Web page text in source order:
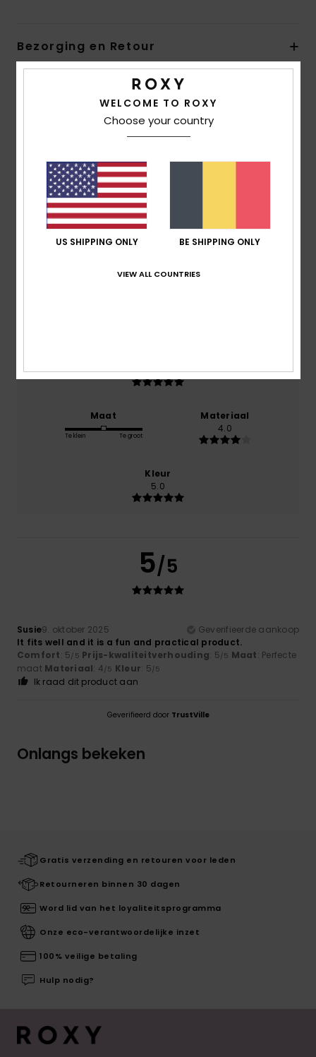
Bezorging en Retour
Reviews van klanten
5.0
gebaseerd op1 geverifieerde beoordelingensinds
5.0
Maat
Te klein Te groot
Materiaal
4.0
Kleur
5.0
5/5
Susie9. oktober 2025
Geverifieerde aankoop
It fits well and it is a fun and practical product.
Comfort: 5/5 Prijs-kwaliteitverhouding: 5/5 Maat: Perfecte
maat Materiaal: 4/5 Kleur: 5/5
Ik raad dit product aan
Geverifieerd door TrustVille
Onlangs bekeken
Gratis verzending en retouren voor leden
Retourneren binnen 30 dagen
Word lid van het loyaliteitsprogramma
Onze eco-verantwoordelijke inzet
100% veilige betaling
Hulp nodig?
WELCOME TO ROXY
Choose your country
US SHIPPING ONLY BE SHIPPING ONLY
VIEW ALL COUNTRIES